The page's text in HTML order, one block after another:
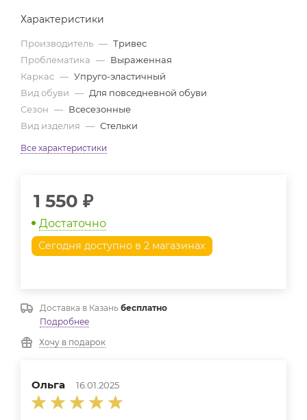
Характеристики
Производитель — Тривес
Проблематика — Выраженная
Каркас — Упруго-эластичный
Вид обуви — Для повседневной обуви
Сезон — Всесезонные
Вид изделия — Стельки
Все характеристики
1 550 ₽
Достаточно
Сегодня доступно в 2 магазинах
Доставка в Казань бесплатно
Подробнее
Хочу в подарок
Ольга 16.01.2025